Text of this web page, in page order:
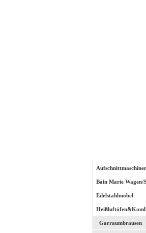
Bain Marie Wagen/
Edelstahlmöbel
Garraumbrausen